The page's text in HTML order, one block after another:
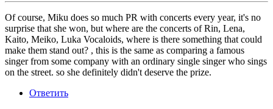
Разделитель
коммента
верх
Of course, Miku does so much PR with concerts every year, it's no
surprise that she won, but where are the concerts of Rin, Lena,
Kaito, Meiko, Luka Vocaloids, where is there something that could
make them stand out? , this is the same as comparing a famous
singer from some company with an ordinary single singer who sings
on the street. so she definitely didn't deserve the prize.
Ответить